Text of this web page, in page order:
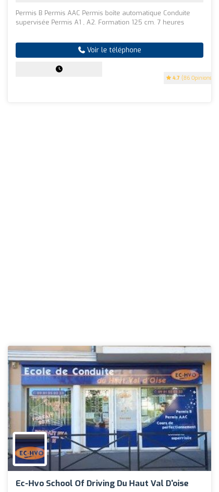
4.7 (86 Opinions)
Permis B Permis AAC Permis boîte automatique Conduite
supervisée Permis A1 , A2. Formation 125 cm. 7 heures
Voir le téléphone
Ec-Hvo School Of Driving Du Haut Val D'oise